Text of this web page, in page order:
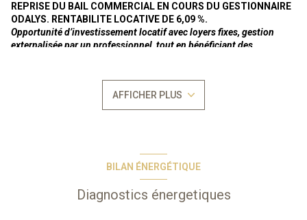
REPRISE DU BAIL COMMERCIAL EN COURS DU GESTIONNAIRE
ODALYS. RENTABILITE LOCATIVE DE 6,09 %.
Opportunité d’investissement locatif avec loyers fixes, gestion
externalisée par un professionnel, tout en bénéficiant des
bail commercial meubléjusqu'au 30/09/2026
suite à la dénociation de ce dernier par le preneur,
selon la legislation sur les baux commerciaux régie par les articles L-
entre l’étang de Leucate et la Méditerranée. Ville portuaire et
deplaisance, elle offre 8 km de plage de sable fin et fait le
AFFICHER PLUS
BILAN ÉNERGÉTIQUE
Diagnostics énergetiques